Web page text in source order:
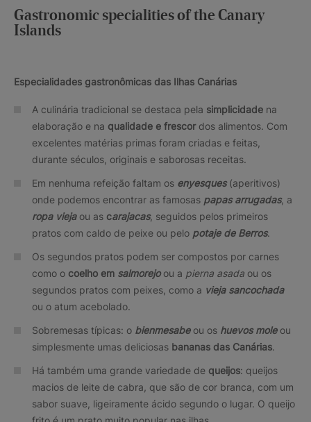
Gastronomic specialities of the Canary
Islands
Especialidades gastronômicas das Ilhas Canárias
A culinária tradicional se destaca pela simplicidade na
elaboração e na qualidade e frescordos alimentos. Com
excelentes matérias primas foram criadas e feitas,
durante séculos, originais e saborosas receitas.
Em nenhuma refeição faltam os enyesques(aperitivos)
onde podemos encontrar as famosas papas arrugadas, a
ropa viejaou as carajacas, seguidos pelos primeiros
pratos com caldo de peixe ou pelo potaje de Berros.
Os segundos pratos podem ser compostos por carnes
como o coelho em salmorejoou a pierna asada ou os
segundos pratos com peixes, como a vieja sancochada
ou o atum acebolado.
Sobremesas típicas: o bienmesabeou os huevos moleou
simplesmente umas deliciosas bananas das Canárias.
Há também uma grande variedade de queijos: queijos
macios de leite de cabra, que são de cor branca, com um
sabor suave, ligeiramente ácido segundo o lugar. O queijo